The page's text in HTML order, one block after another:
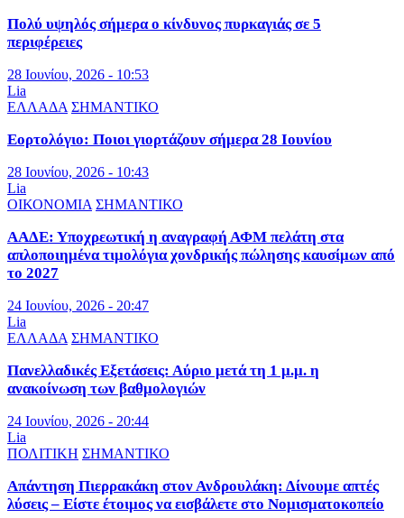
Πολύ υψηλός σήμερα ο κίνδυνος πυρκαγιάς σε 5
περιφέρειες
28 Ιουνίου, 2026 - 10:53
Lia
ΕΛΛΑΔΑ ΣΗΜΑΝΤΙΚΟ
Εορτολόγιο: Ποιοι γιορτάζουν σήμερα 28 Ιουνίου
28 Ιουνίου, 2026 - 10:43
Lia
ΟΙΚΟΝΟΜΙΑ ΣΗΜΑΝΤΙΚΟ
ΑΑΔΕ: Υποχρεωτική η αναγραφή ΑΦΜ πελάτη στα
απλοποιημένα τιμολόγια χονδρικής πώλησης καυσίμων από
το 2027
24 Ιουνίου, 2026 - 20:47
Lia
ΕΛΛΑΔΑ ΣΗΜΑΝΤΙΚΟ
Πανελλαδικές Εξετάσεις: Αύριο μετά τη 1 μ.μ. η
ανακοίνωση των βαθμολογιών
24 Ιουνίου, 2026 - 20:44
Lia
ΠΟΛΙΤΙΚΗ ΣΗΜΑΝΤΙΚΟ
Απάντηση Πιερρακάκη στον Ανδρουλάκη: Δίνουμε απτές
λύσεις – Είστε έτοιμος να εισβάλετε στο Νομισματοκοπείο